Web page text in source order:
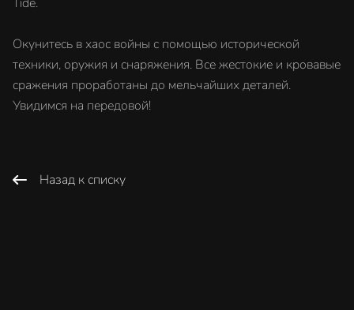
Окунитесь в хаос войны с помощью исторической
техники, оружия и снаряжения. Все жестокие и кровавые
сражения проработаны до мельчайших деталей.
Увидимся на передовой!
Назад к списку